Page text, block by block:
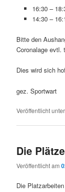
16:30 –
14:30 –
Bitte den
Coronalage evtl.
Dies wird sich
gez. Sportwart
Veröffentlicht unter
Die
Veröffentlicht am
Die